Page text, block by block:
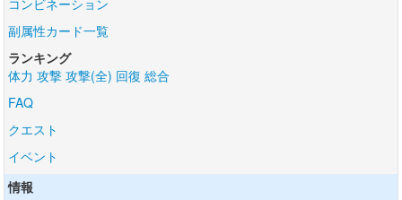
コンビネーション
副属性カード一覧
ランキング
体力 攻撃 攻撃(全) 回復 総合
FAQ
クエスト
イベント
情報